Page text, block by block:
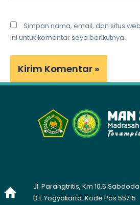
Simpan nama, email, dan situs
ini untuk komentar saya berikutnya.
Jl. Parangtritis, Km 10,5
D.I. Yogyakarta. Kode Pos 55715